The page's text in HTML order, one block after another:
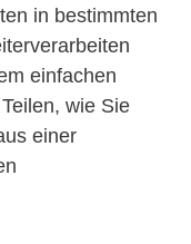
in bestimmten
einfachen
wie Sie
einer